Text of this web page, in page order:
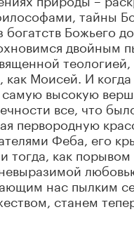
тайны
богатств Божьего
двойным
теологией,
Моисей. И когда
высокую
все, что
первородную
Феба, его
тогда, как порывом
нас пылким
станем